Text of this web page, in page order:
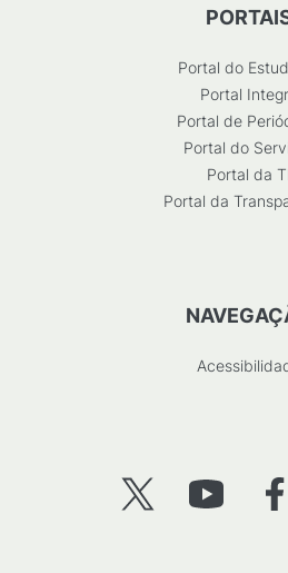
Portal do
Portal
Portal de
Portal do
Portal da
Portal da